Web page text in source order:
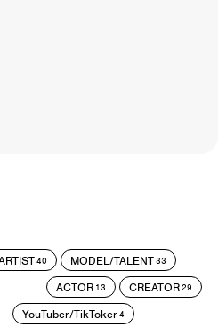
40 MODEL/TALENT33
ACTOR 13 CREATOR29
YouTuber/TikToker4